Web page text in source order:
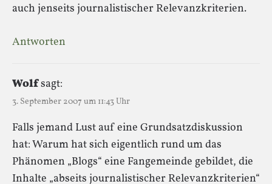
auch jenseits journalistischer Relevanzkriterien.
Antworten
Wolfsagt:
3. September 2007 um 11:43 Uhr
Falls jemand Lust auf eine Grundsatzdiskussion
hat: Warum hat sich eigentlich rund um das
Phänomen „Blogs“ eine Fangemeinde gebildet, die
Inhalte „abseits journalistischer Relevanzkriterien“